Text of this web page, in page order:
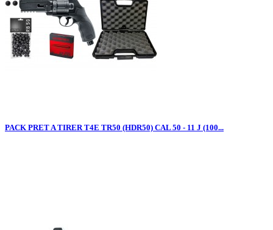
PACK PRET A TIRER T4E TR50 (HDR50) CAL 50 - 11 J (100...